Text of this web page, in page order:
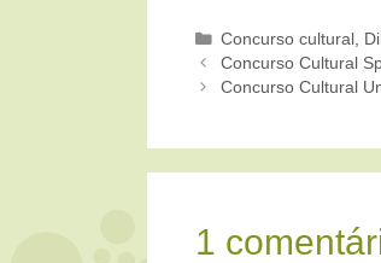
Categorias
Concurso cultural
Concurso Cultural
Concurso Cultural
1